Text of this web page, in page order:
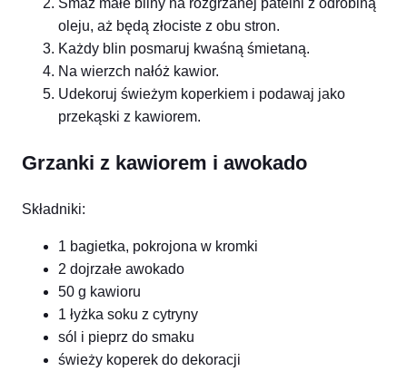
oleju, aż będą złociste z obu stron.
Każdy blin posmaruj kwaśną śmietaną.
Na wierzch nałóż kawior.
Udekoruj świeżym koperkiem i podawaj jako
przekąski z kawiorem.
Grzanki z kawiorem i awokado
Składniki:
1 bagietka, pokrojona w kromki
2 dojrzałe awokado
50 g kawioru
1 łyżka soku z cytryny
sól i pieprz do smaku
świeży koperek do dekoracji